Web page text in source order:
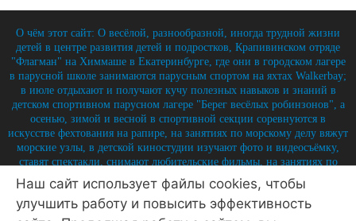
О чём этот сайт: О весёлой, разнообразной, иногда трудной жизни
детей в центре развития детей и подростков, Крапивинском отряде
"Флагман" на Химмаше в Екатеринбурге, где они в городском лагере
в парусной школе занимаются парусным спортом на яхтах Walkerbay;
в июле отдыхают и получают кучу полезных навыков и знаний в
детском спортивном парусном лагере "Берег весёлых робинзонов", а
осенью, зимой и весной в спортивной секции соревнуются в
искусстве фехтования на рапире, на занятиях по морскому делу вяжут
морские узлы, в детской киностудии изучают фото и видеосъёмку,
ставят спектакли, снимают любительские фильмы, на занятиях по
истории углубляют свои знания по историю России и флота, и
круглый год на занятиях по детской журналистике практикуются в
написании заметок, репортажей, интервью, выпуская стен-газету и
Наш сайт использует файлы cookies, чтобы
улучшить работу и повысить эффективность